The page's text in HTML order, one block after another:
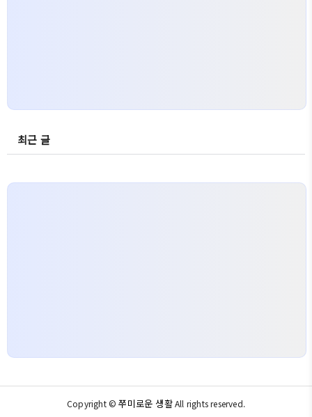
최근 글
Copyright ©쭈미로운 생활All rights reserved.